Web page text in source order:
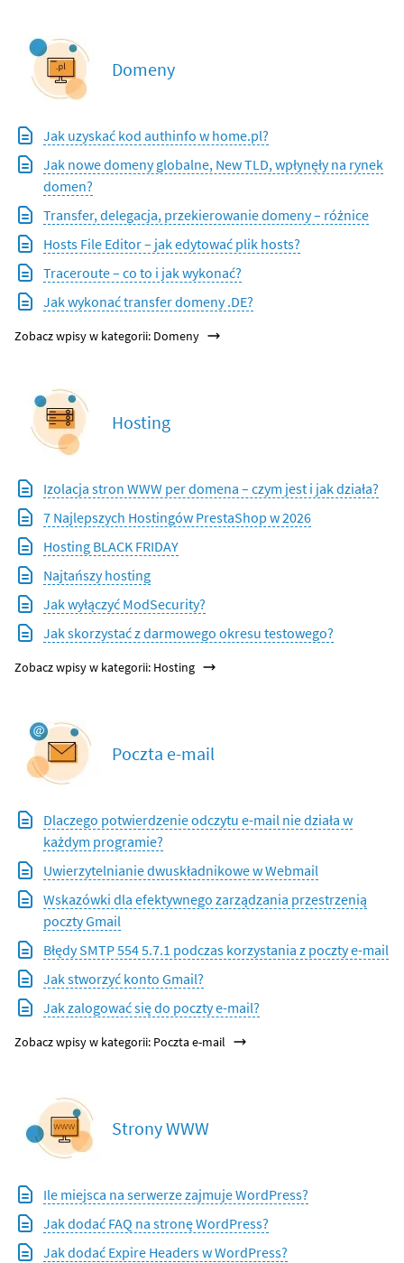
Domeny
Jak uzyskać kod authinfo w home.pl?
Jak nowe domeny globalne, New TLD, wpłynęły na rynek
domen?
Transfer, delegacja, przekierowanie domeny – różnice
Hosts File Editor – jak edytować plik hosts?
Traceroute – co to i jak wykonać?
Jak wykonać transfer domeny .DE?
Zobacz wpisy w kategorii: Domeny
Hosting
Izolacja stron WWW per domena – czym jest i jak działa?
7 Najlepszych Hostingów PrestaShop w 2026
Hosting BLACK FRIDAY
Najtańszy hosting
Jak wyłączyć ModSecurity?
Jak skorzystać z darmowego okresu testowego?
Zobacz wpisy w kategorii: Hosting
Poczta e-mail
Dlaczego potwierdzenie odczytu e-mail nie działa w
każdym programie?
Uwierzytelnianie dwuskładnikowe w Webmail
Wskazówki dla efektywnego zarządzania przestrzenią
poczty Gmail
Błędy SMTP 554 5.7.1 podczas korzystania z poczty e-mail
Jak stworzyć konto Gmail?
Jak zalogować się do poczty e-mail?
Zobacz wpisy w kategorii: Poczta e-mail
Strony WWW
Ile miejsca na serwerze zajmuje WordPress?
Jak dodać FAQ na stronę WordPress?
Jak dodać Expire Headers w WordPress?